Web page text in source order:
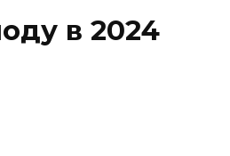
в 2024